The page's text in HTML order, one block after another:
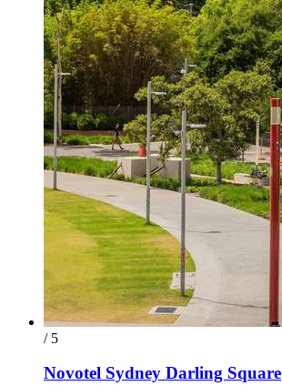
/ 5
Novotel Sydney Darling Square